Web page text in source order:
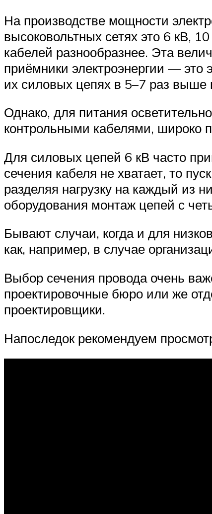
На производстве мощности
высоковольтных сетях это 6 кВ,
кабелей разнообразнее. Эта
приёмники электроэнергии — это
их силовых цепях в 5–7 раз выше
Однако, для питания
контрольными кабелями, широко
Для силовых цепей 6 кВ часто
сечения кабеля не хватает, то
разделяя нагрузку на каждый из
оборудования монтаж цепей с
Бывают случаи, когда и для
как, например, в случае
Выбор сечения провода очень
проектировочные бюро или же
проектировщики.
Напоследок рекомендуем